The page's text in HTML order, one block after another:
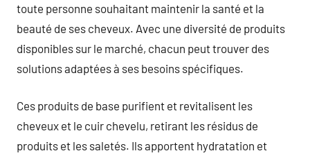
toute personne souhaitant maintenir la santé et la
beauté de ses cheveux. Avec une diversité de produits
disponibles sur le marché, chacun peut trouver des
solutions adaptées à ses besoins spécifiques.
Ces produits de base purifient et revitalisent les
cheveux et le cuir chevelu, retirant les résidus de
produits et les saletés. Ils apportent hydratation et